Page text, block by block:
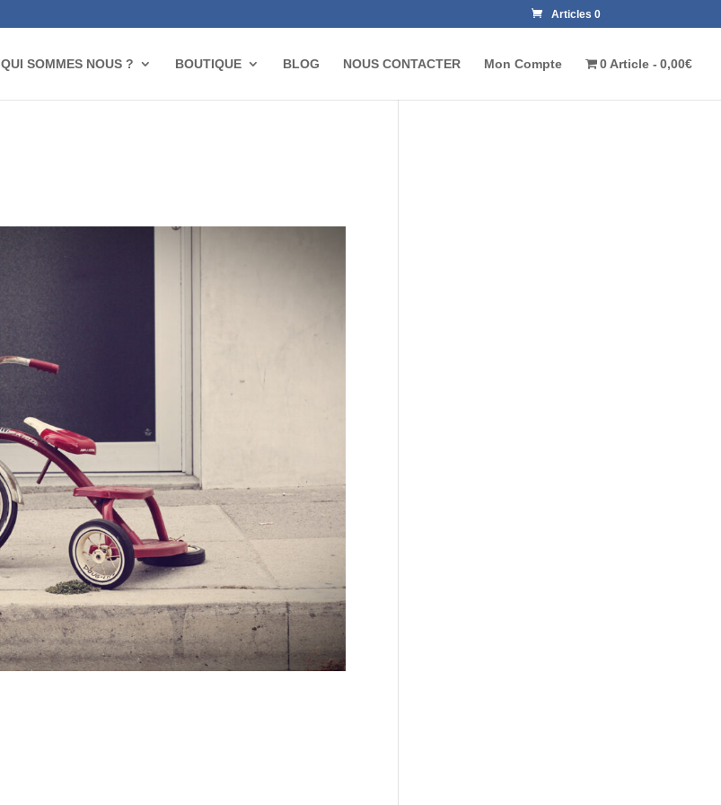
Articles 0
QUI SOMMES NOUS ? BOUTIQUE BLOG NOUS CONTACTER Mon Compte 0 Article 0,00€